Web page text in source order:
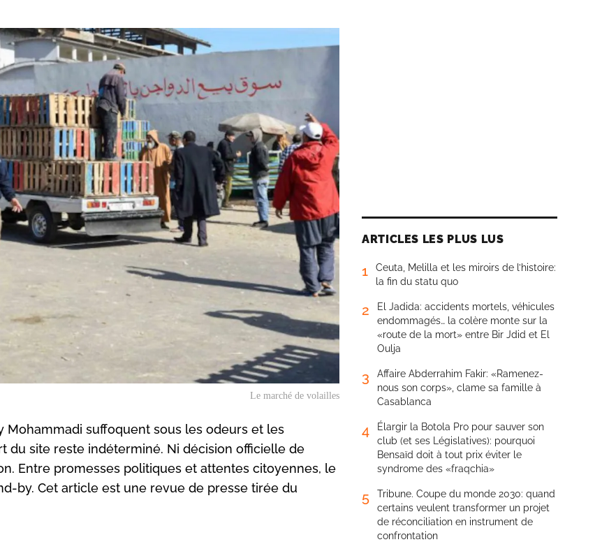
Le marché de volailles
Mohammadi suffoquent sous les odeurs et les
du site reste indéterminé. Ni décision officielle de
Entre promesses politiques et attentes citoyennes, le
by. Cet article est une revue de presse tirée du
ARTICLES LES PLUS LUS
1
Ceuta, Melilla et les miroirs de l’histoire:
la fin du statu quo
2
El Jadida: accidents mortels, véhicules
endommagés… la colère monte sur la
«route de la mort» entre Bir Jdid et El
Oulja
3
Affaire Abderrahim Fakir: «Ramenez-
nous son corps», clame sa famille à
Casablanca
4
Élargir la Botola Pro pour sauver son
club (et ses Législatives): pourquoi
Bensaïd doit à tout prix éviter le
syndrome des «fraqchia»
5
Tribune. Coupe du monde 2030: quand
certains veulent transformer un projet
de réconciliation en instrument de
confrontation